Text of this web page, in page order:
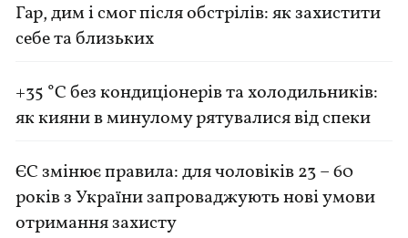
Гар, дим і смог після обстрілів: як захистити
себе та близьких
+35 °C без кондиціонерів та холодильників:
як кияни в минулому рятувалися від спеки
ЄС змінює правила: для чоловіків 23 – 60
років з України запроваджують нові умови
отримання захисту